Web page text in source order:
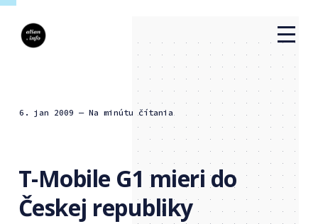
6. jan 2009 — Na minútu čítania
T-Mobile G1 mieri do
Českej republiky